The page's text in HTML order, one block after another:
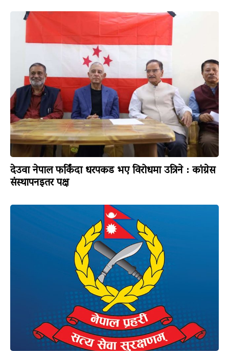
देउवा नेपाल फर्किंदा धरपकड भए विरोधमा उत्रिने : कांग्रेस
संस्थापनइतर पक्ष